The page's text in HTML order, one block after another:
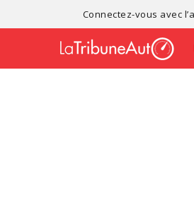
Connectez-vous avec l’